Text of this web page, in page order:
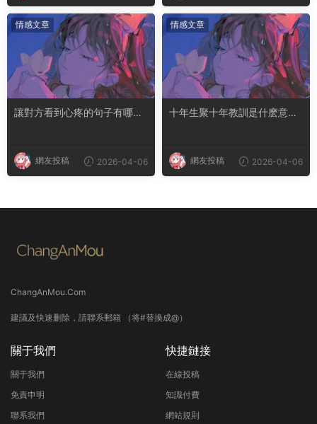
情感文章
讓對方看到心疼的句子有哪
網友投稿 2026-04-06
情感文章
十年生聚十年教訓是什麽意思
網友投稿 2026-04-06
ChangAnMou.Com
建議及快速删除，請聯系郵箱 （将#替換成@）
關于我們
關于我們
免責申明
聯系我們
快捷鏈接
在線投稿
知識付費
網站規則